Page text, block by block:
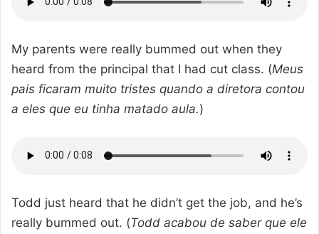
My parents were really bummed out when they
heard from the principal that I had cut class. (Meus
pais ficaram muito tristes quando a diretora contou
a eles que eu tinha matado aula.)
Todd just heard that he didn’t get the job, and he’s
really bummed out. (Todd acabou de saber que ele